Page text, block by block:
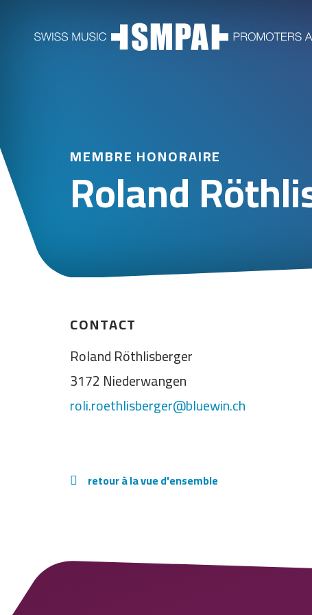
MEMBRE HONORAIRE
Roland
CONTACT
Roland Röthlisberger
3172 Niederwangen
roli.roethlisberger@bluewin.ch
retour à la vue d'ensemble